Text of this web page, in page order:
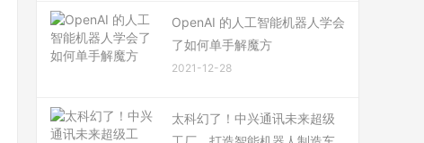
OpenAI 的人工智能机器人学会
了如何单手解魔方
2021-12-28
太科幻了！中兴通讯未来超级